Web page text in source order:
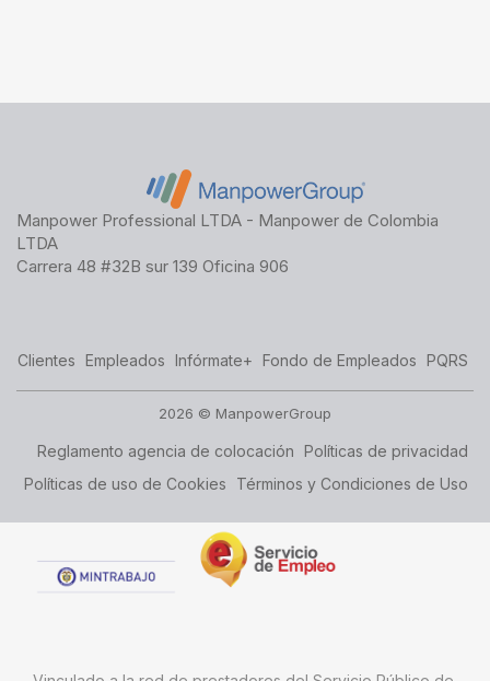
Manpower Professional LTDA - Manpower de Colombia
LTDA
Carrera 48 #32B sur 139 Oficina 906
Clientes Empleados Infórmate+ Fondo de Empleados PQRS
2026 © ManpowerGroup
Reglamento agencia de colocación Políticas de privacidad
Políticas de uso de Cookies
Términos y Condiciones de Uso